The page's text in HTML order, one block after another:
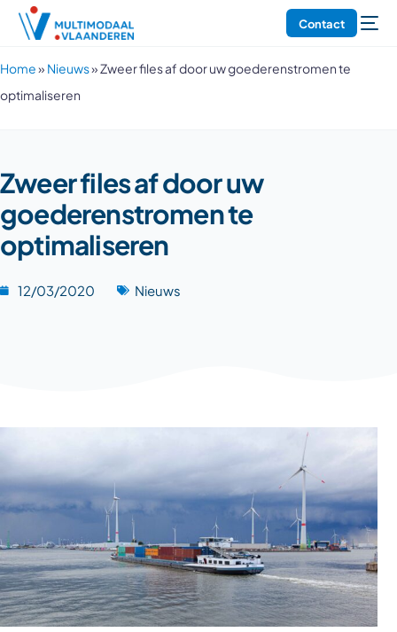
Contact
Home»Nieuws»Zweer files af door uw goederenstromen te
optimaliseren
Zweer files af door uw
goederenstromen te
optimaliseren
12/03/2020 Nieuws